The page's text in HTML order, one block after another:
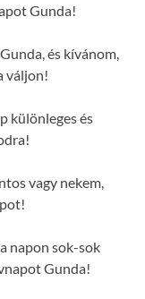
Gunda!
és kívánom,
váljon!
különleges és
vagy nekem,
napon sok-sok
Gunda!